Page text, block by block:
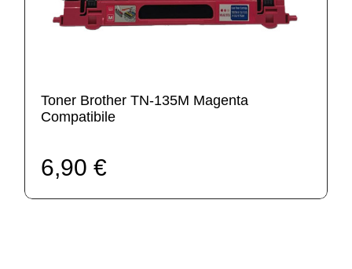
Toner Brother TN-135M Magenta
Compatibile
6,90 €